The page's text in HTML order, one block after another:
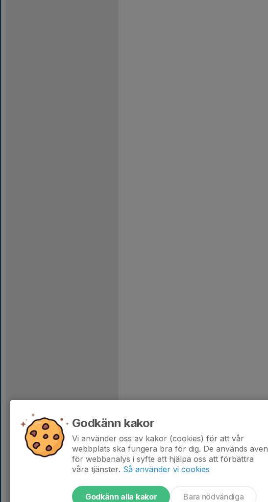
Godkänn kakor
Vi använder oss av kakor (cookies) för att vår
webbplats ska fungera bra för dig. De används även
för webbanalys i syfte att hjälpa oss att förbättra
våra tjänster. Så använder vi cookies
Godkänn alla kakor Bara nödvändiga